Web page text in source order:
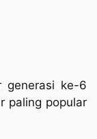
generasi ke-6
paling popular